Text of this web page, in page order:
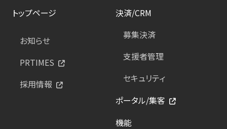
トップページ
お知らせ
PRTIMES
採用情報
決済/CRM
募集決済
支援者管理
セキュリティ
ポータル/集客
機能